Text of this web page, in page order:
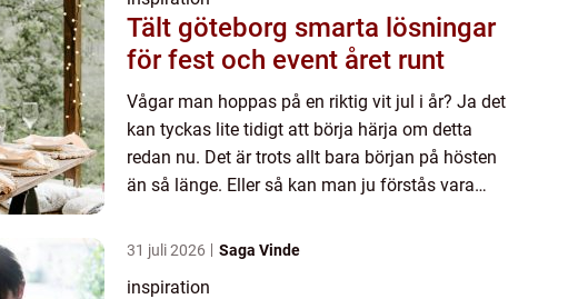
Tält göteborg smarta lösningar
för fest och event året runt
Vågar man hoppas på en riktig vit jul i år? Ja det
kan tyckas lite tidigt att börja härja om detta
redan nu. Det är trots allt bara början på hösten
än så länge. Eller så kan man ju förstås vara
...
31 juli 2026 Saga Vinde
inspiration